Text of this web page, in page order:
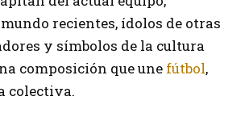
recientes, ídolos de otras
y símbolos de la cultura
composición que une fútbol,
colectiva.